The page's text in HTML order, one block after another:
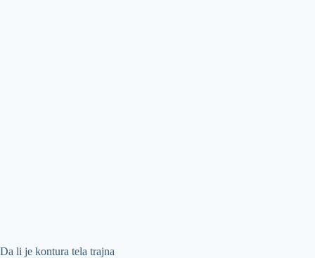
Da li je kontura tela trajna